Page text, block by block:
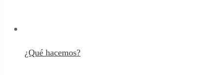
¿Qué hacemos?